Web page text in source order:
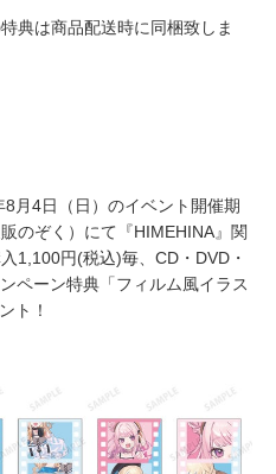
典は商品配送時に同梱致しま
月4日（日）のイベント開催期
のぞく）にて『HIMEHINA』関
1,100円(税込)毎、CD・DVD・
ペーン特典「フィルム風イラス
ト！